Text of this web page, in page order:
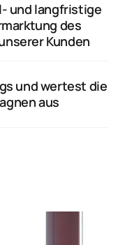
und langfristige
des
Kunden
und wertest die
aus